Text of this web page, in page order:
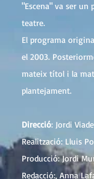
"Escena" va ser un
teatre.
El programa
el 2003.
mateix títol i la
plantejament.
Direcció: Jordi
Realització: Lluis
Producció: Jordi
Redacció:, Anna